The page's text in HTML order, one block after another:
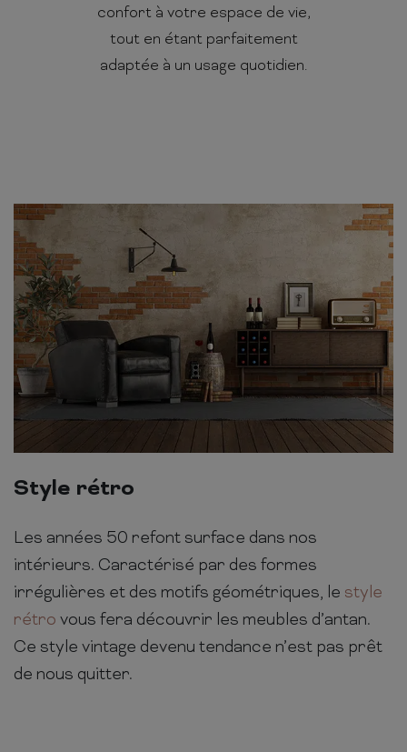
confort à votre espace de vie,
tout en étant parfaitement
adaptée à un usage quotidien.
Style rétro
Les années 50 refont surface dans nos
intérieurs. Caractérisé par des formes
irrégulières et des motifs géométriques, le style
rétro vous fera découvrir les meubles d’antan.
Ce style vintage devenu tendance n’est pas prêt
de nous quitter.